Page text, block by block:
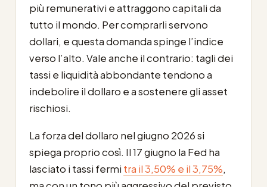
più remunerativi e attraggono capitali da
tutto il mondo. Per comprarli servono
dollari, e questa domanda spinge l’indice
verso l’alto. Vale anche il contrario: tagli dei
tassi e liquidità abbondante tendono a
indebolire il dollaro e a sostenere gli asset
rischiosi.
La forza del dollaro nel giugno 2026 si
spiega proprio così. Il 17 giugno la Fed ha
lasciato i tassi fermi tra il 3,50% e il 3,75%,